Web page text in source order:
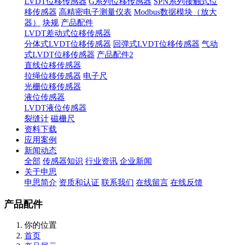
移传感器 高精密电子测量仪表 Modbus数据模块（放大
器）
块规 产品配件
LVDT差动式位移传感器
分体式LVDT位移传感器 回弹式LVDT位移传感器 气动
式LVDT位移传感器 产品配件2
直线位移传感器
拉绳位移传感器 电子尺
光栅位移传感器
液位传感器
LVDT液位传感器
裂缝计 磁栅尺
资料下载
应用案例
新闻动态
全部 传感器知识 行业资讯 企业新闻
关于申思
申思简介 资质和认证 联系我们 在线留言 在线反馈
产品配件
你的位置
首页